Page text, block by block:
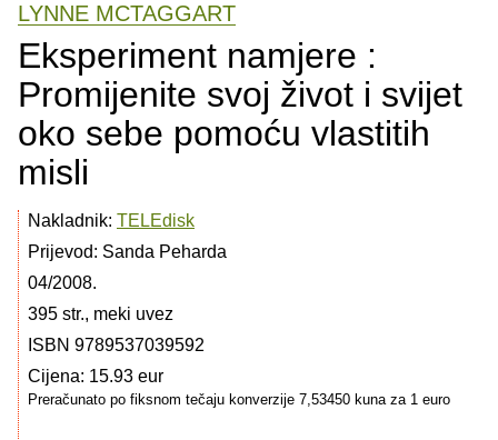
LYNNE MCTAGGART
Eksperiment namjere :
Promijenite svoj život i svijet
oko sebe pomoću vlastitih
misli
Nakladnik: TELEdisk
Prijevod: Sanda Peharda
04/2008.
395 str., meki uvez
ISBN 9789537039592
Cijena: 15.93 eur
Preračunato po fiksnom tečaju konverzije 7,53450 kuna za 1 euro